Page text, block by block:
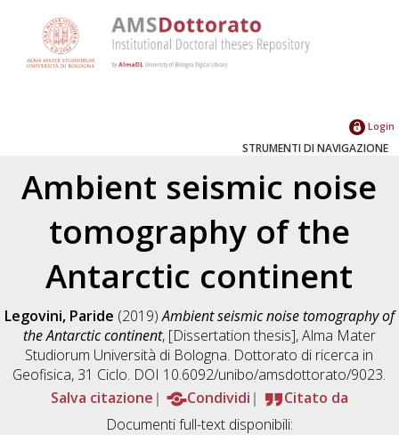
Login
STRUMENTI DI NAVIGAZIONE
Ambient seismic noise
tomography of the
Antarctic continent
Legovini, Paride (2019)Ambient seismic noise tomography of
the Antarctic continent, [Dissertation thesis], Alma Mater
Studiorum Università di Bologna. Dottorato di ricerca in
Geofisica, 31 Ciclo. DOI 10.6092/unibo/amsdottorato/9023.
Salva citazione
Condividi
Citato da
Documenti full-text disponibili: